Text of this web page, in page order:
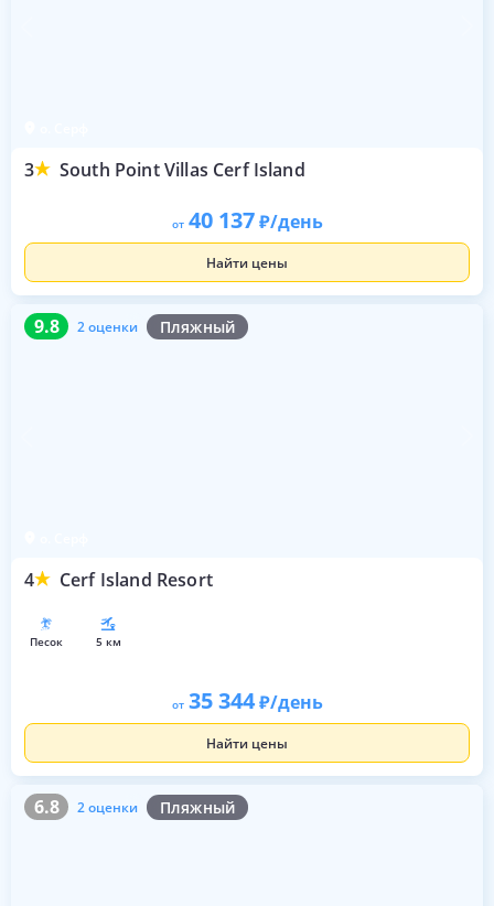
3 South Point Villas Cerf Island
от 40 137 /день
Найти цены
9.8 2 оценки Пляжный
4 Cerf Island Resort
9.8 2 оценки
песок 5 км
от 35 344 /день
Найти цены
6.8 2 оценки Пляжный
6.8 2 оценки